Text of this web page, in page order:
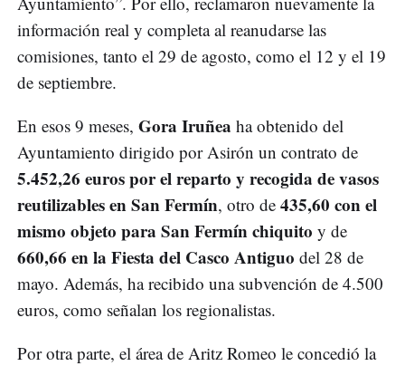
información real y completa al reanudarse las
comisiones, tanto el 29 de agosto, como el 12 y el 19
de septiembre.
En esos 9 meses, Gora Iruñea ha obtenido del
Ayuntamiento dirigido por Asirón un contrato de
5.452,26 euros por el reparto y recogida de vasos
reutilizables en San Fermín, otro de 435,60 con el
mismo objeto para San Fermín chiquito y de
660,66 en la Fiesta del Casco Antiguo del 28 de
mayo. Además, ha recibido una subvención de 4.500
euros, como señalan los regionalistas.
Por otra parte, el área de Aritz Romeo le concedió la